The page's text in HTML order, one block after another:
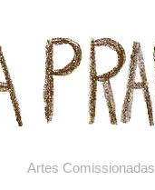
Artes Comissionadas